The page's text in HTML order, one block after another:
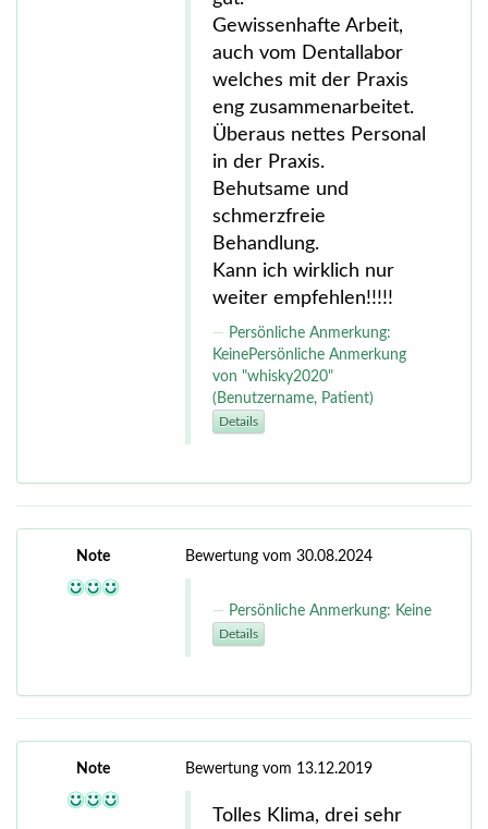
Gewissenhafte Arbeit,
auch vom Dentallabor
welches mit der Praxis
eng zusammenarbeitet.
Überaus nettes Personal
in der Praxis.
Behutsame und
schmerzfreie
Behandlung.
Kann ich wirklich nur
weiter empfehlen!!!!!
Persönliche Anmerkung:
KeinePersönliche Anmerkung
von "whisky2020"
(Benutzername, Patient)
Details
Note Bewertung vom 30.08.2024
Persönliche Anmerkung: Keine
Details
Note Bewertung vom 13.12.2019
Tolles Klima, drei sehr